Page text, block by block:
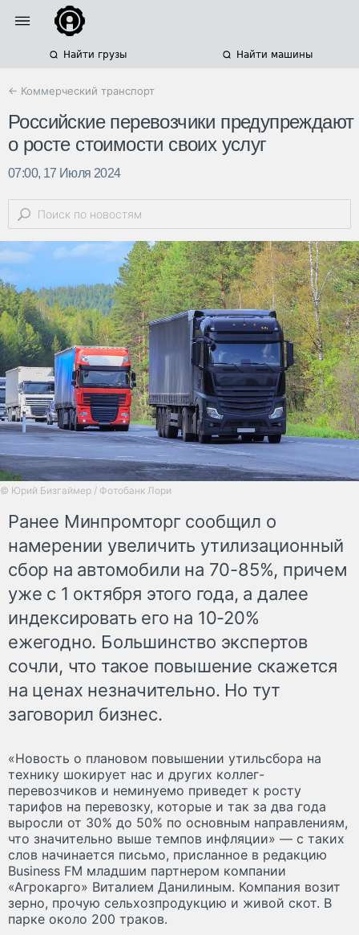
Найти грузы Найти машины
← Коммерческий транспорт
Российские перевозчики предупреждают
о росте стоимости своих услуг
07:00, 17 Июля 2024
© Юрий Бизгаймер / Фотобанк Лори
Ранее Минпромторг сообщил о
намерении увеличить утилизационный
сбор на автомобили на 70-85%, причем
уже c 1 октября этого года, а далее
индексировать его на 10-20%
ежегодно. Большинство экспертов
сочли, что такое повышение скажется
на ценах незначительно. Но тут
заговорил бизнес.
«Новость о плановом повышении утильсбора на
технику шокирует нас и других коллег-
перевозчиков и неминуемо приведет к росту
тарифов на перевозку, которые и так за два года
выросли от 30% до 50% по основным направлениям,
что значительно выше темпов инфляции» — с таких
слов начинается письмо, присланное в редакцию
Business FM младшим партнером компании
«Агрокарго» Виталием Данилиным. Компания возит
зерно, прочую сельхозпродукцию и живой скот. В
парке около 200 траков.